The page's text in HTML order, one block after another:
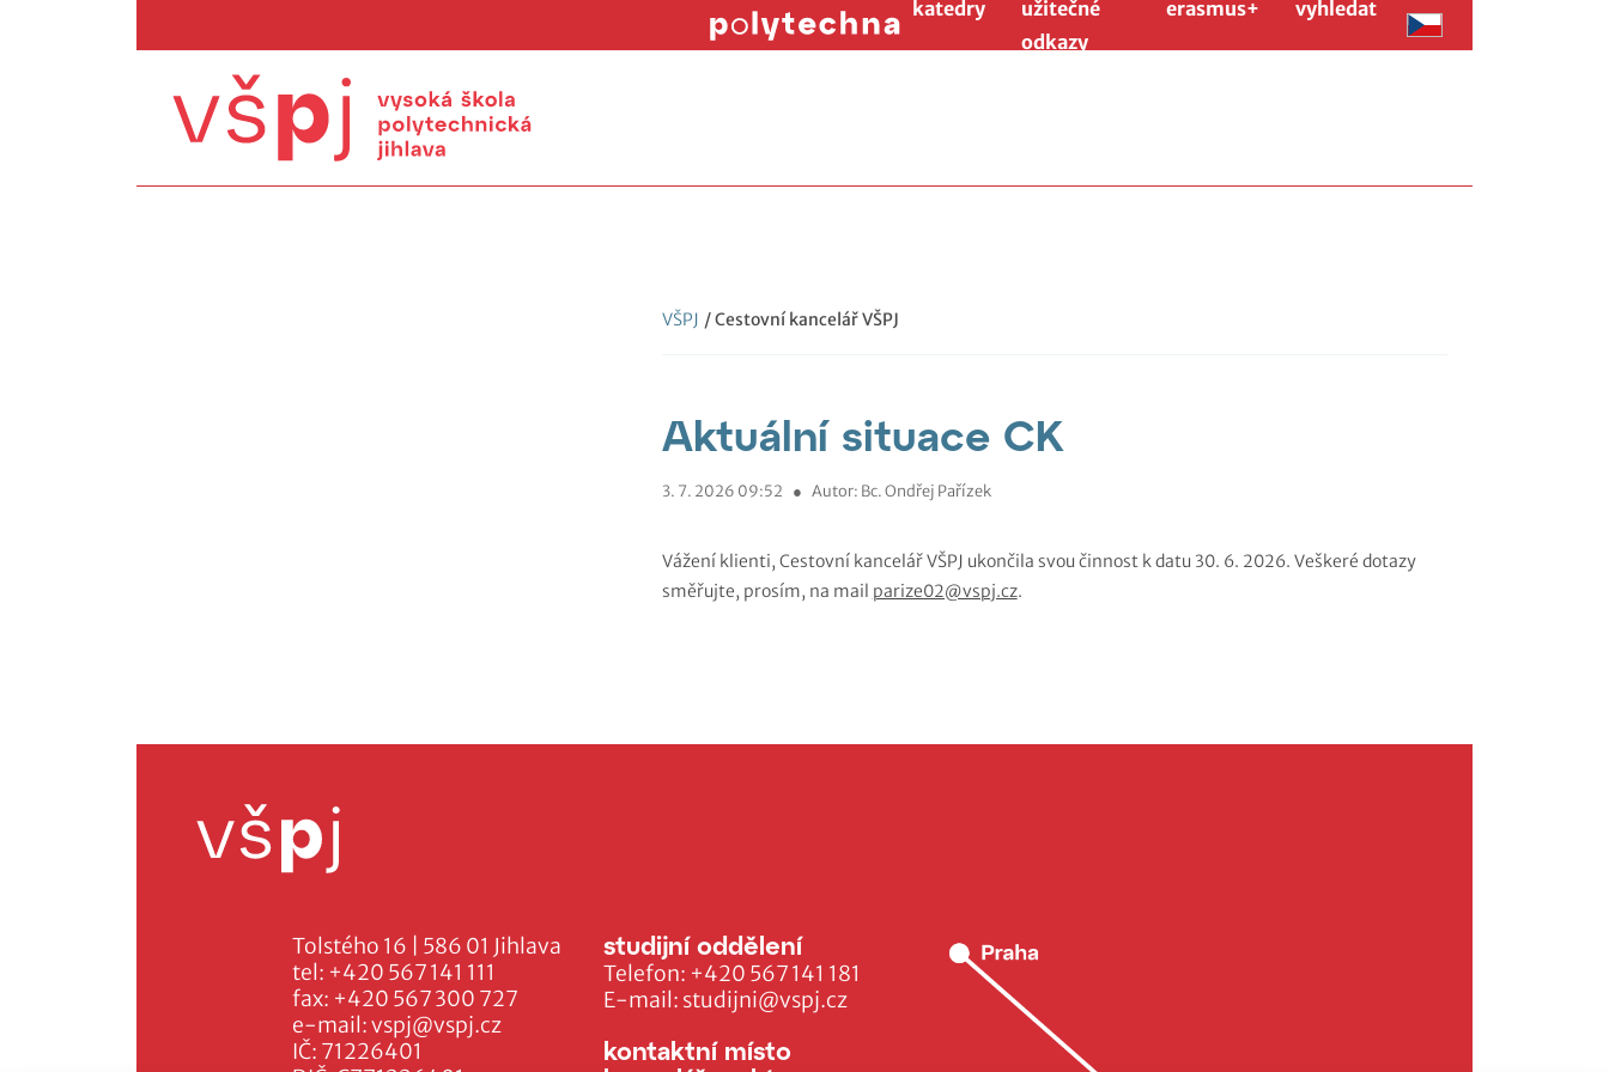
katedry
užitečné
odkazy
erasmus+ vyhledat
VŠPJ / Cestovní kancelář VŠPJ
Aktuální situace CK
3. 7. 2026 09:52 ● Autor: Bc. Ondřej Pařízek
Vážení klienti, Cestovní kancelář VŠPJ ukončila svou činnost k datu 30. 6. 2026. Veškeré dotazy
směřujte, prosím, na mail parize02@vspj.cz.
Tolstého 16 | 586 01 Jihlava
tel: +420 567 141 111
fax: +420 567 300 727
e-mail:vspj@vspj.cz
IČ: 71226401
studijní oddělení
Telefon: +420 567 141 181
E-mail: studijni@vspj.cz
kontaktní místo